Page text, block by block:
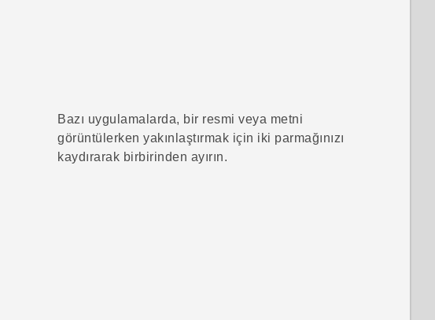
Bazı uygulamalarda, bir resmi veya metni
görüntülerken yakınlaştırmak için iki parmağınızı
kaydırarak birbirinden ayırın.